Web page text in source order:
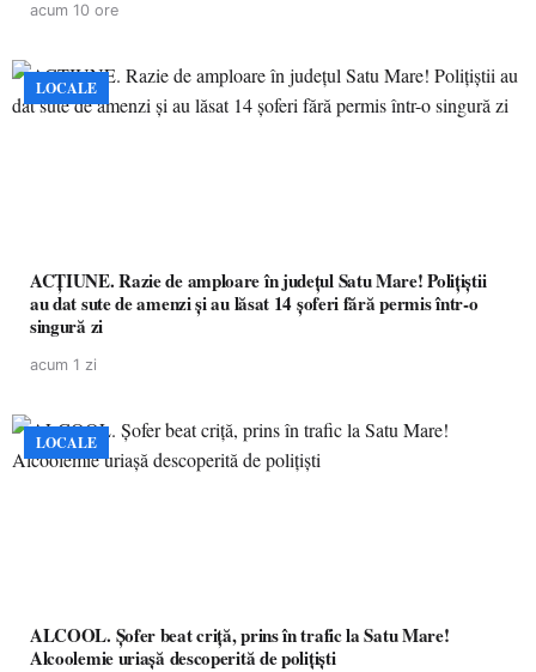
acum 10 ore
LOCALE
ACȚIUNE. Razie de amploare în județul Satu Mare! Polițiștii
au dat sute de amenzi și au lăsat 14 șoferi fără permis într-o
singură zi
acum 1 zi
LOCALE
ALCOOL. Șofer beat criță, prins în trafic la Satu Mare!
Alcoolemie uriașă descoperită de polițiști